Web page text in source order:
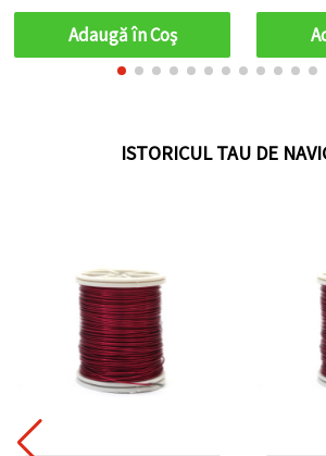
Adaugă în Coş
ISTORICUL TAU DE